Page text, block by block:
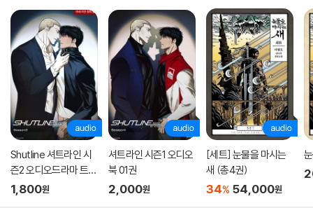
Shutline 셔트라인 시
즌2 오디오드라마 트랙
01
1,800원
셔트라인 시즌1 오디오
북 01권
2,000원
[세트] 눈물을 마시는
새 (총4권)
34% 54,000원